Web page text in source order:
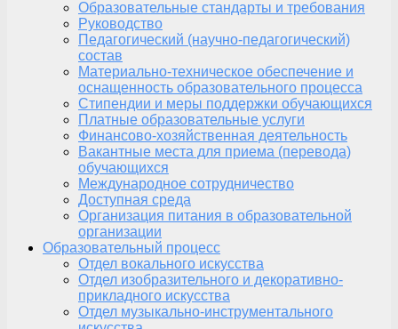
Образовательные стандарты и требования
Руководство
Педагогический (научно-педагогический)
состав
Материально-техническое обеспечение и
оснащенность образовательного процесса
Стипендии и меры поддержки обучающихся
Платные образовательные услуги
Финансово-хозяйственная деятельность
Вакантные места для приема (перевода)
обучающихся
Международное сотрудничество
Доступная среда
Организация питания в образовательной
организации
Образовательный процесс
Отдел вокального искусства
Отдел изобразительного и декоративно-
прикладного искусства
Отдел музыкально-инструментального